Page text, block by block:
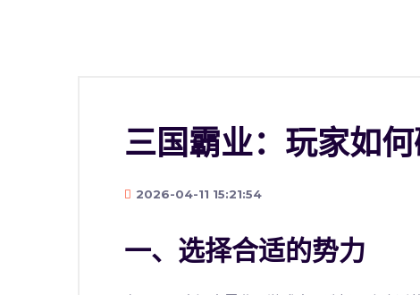
三国霸业：玩家如
2026-04-11 15:21:54
一、选择合适的势力